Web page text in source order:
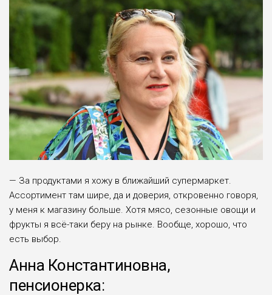
— За продуктами я хожу в бли­жайший супермаркет.
Ассорти­мент там шире, да и доверия, от­кровенно говоря,
у меня к магази­ну больше. Хотя мясо, сезонные овощи и
фрукты я всё-таки беру на рынке. Вообще, хорошо, что
есть выбор.
Анна Константиновна,
пенсионерка: